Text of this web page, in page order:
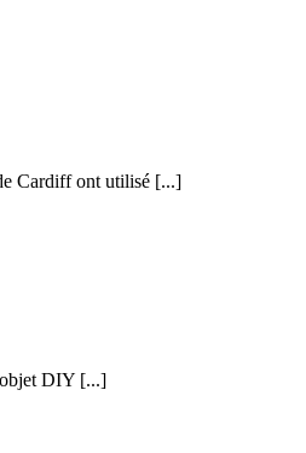
Cardiff ont utilisé [...]
objet DIY [...]